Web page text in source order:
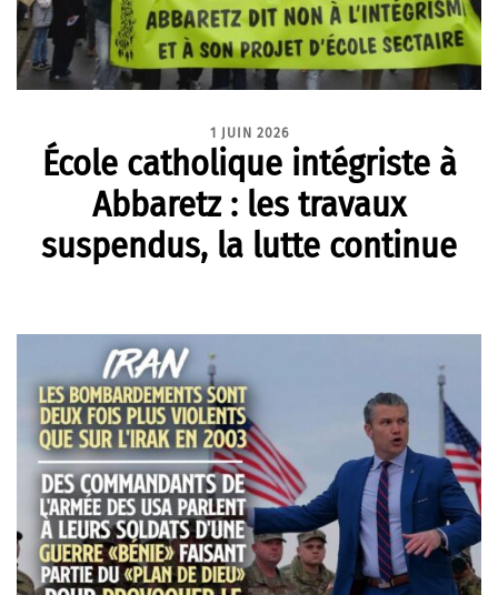
1 JUIN 2026
École catholique intégriste à
Abbaretz : les travaux
suspendus, la lutte continue